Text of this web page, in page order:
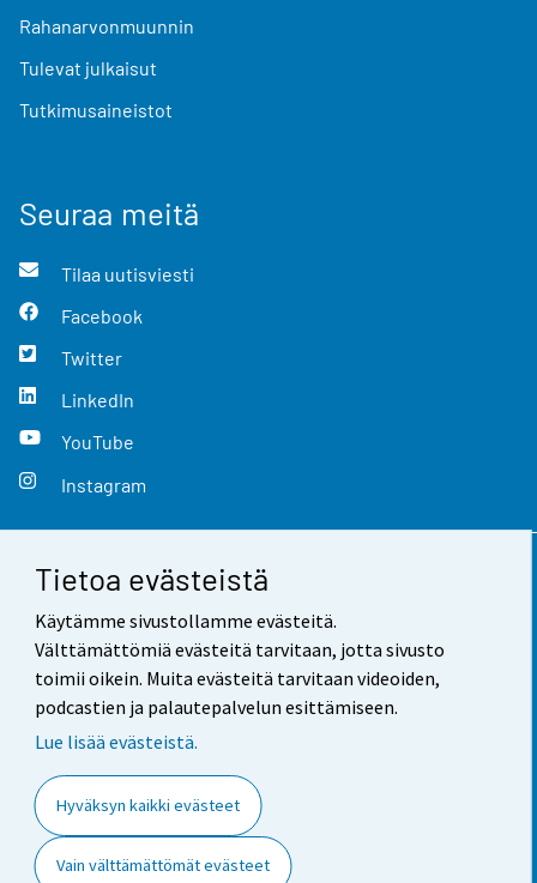
Tietoa evästeistä
Käytämme sivustollamme evästeitä.
Välttämättömiä evästeitä tarvitaan, jotta sivusto
toimii oikein. Muita evästeitä tarvitaan videoiden,
podcastien ja palautepalvelun esittämiseen.
Lue lisää evästeistä.
Hyväksyn kaikki evästeet
Vain välttämättömät evästeet
Rahanarvonmuunnin
Tulevat julkaisut
Tutkimusaineistot
Seuraa meitä
Tilaa uutisviesti
Facebook
Twitter
LinkedIn
YouTube
Instagram
Yhteystiedot
Palaute
Käyttöehdot
Saavutettavuus
Tietoa sivustosta
Evästeasetukset